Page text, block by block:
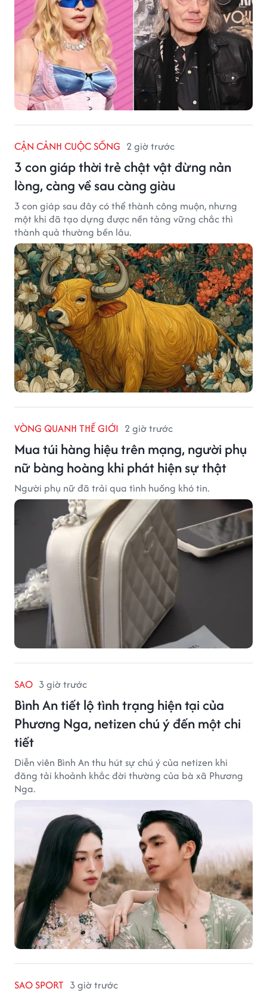
CẬN CẢNH CUỘC SỐNG 2 giờ trước
3 con giáp thời trẻ chật vật đừng nản
lòng, càng về sau càng giàu
3 con giáp sau đây có thể thành công muộn, nhưng
một khi đã tạo dựng được nền tảng vững chắc thì
thành quả thường bền lâu.
VÒNG QUANH THẾ GIỚI 2 giờ trước
Mua túi hàng hiệu trên mạng, người phụ
nữ bàng hoàng khi phát hiện sự thật
Người phụ nữ đã trải qua tình huống khó tin.
SAO 3 giờ trước
Bình An tiết lộ tình trạng hiện tại của
Phương Nga, netizen chú ý đến một chi
tiết
Diễn viên Bình An thu hút sự chú ý của netizen khi
đăng tải khoảnh khắc đời thường của bà xã Phương
Nga.
SAO SPORT 3 giờ trước